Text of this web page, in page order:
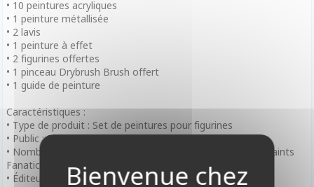
• 10 peintures acryliques
• 1 peinture métallisée
• 2 lavis
• 1 peinture à effet
• 2 figurines offertes
• 1 pinceau Drybrush Brush offert
• 1 guide de peinture
Caractéristiques :
• Type de produit : Set de peintures pour figurines
• Public : Débutants et peintres expérimentés
• Nombre de peintures : 102 pots (gamme complète Warpaints
Fanatic)
• Éditeur : The Army Painter